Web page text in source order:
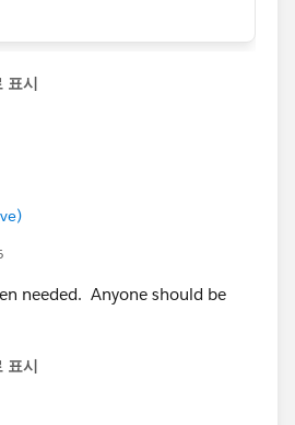
표시
needed. Anyone should be
표시